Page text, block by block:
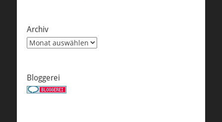
Archiv
Archiv
Bloggerei